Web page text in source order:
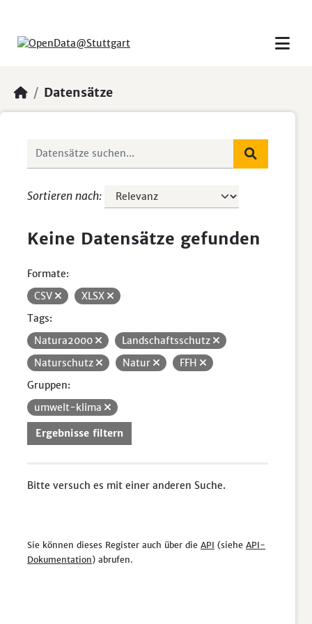
Datensätze
Sortieren nach
Keine Datensätze gefunden
Formate:
CSV
XLSX
Tags:
Natura2000
Landschaftsschutz
Naturschutz
Natur
FFH
Gruppen:
umwelt-klima
Ergebnisse filtern
Bitte versuch es mit einer anderen Suche.
Sie können dieses Register auch über die API (siehe API-
Dokumentation) abrufen.